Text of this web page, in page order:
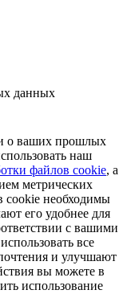
данных
о ваших прошлых
наш
файлов cookie, а
метрических
cookie необходимы
его удобнее для
с вашими
все
и улучшают
вы можете в
использование